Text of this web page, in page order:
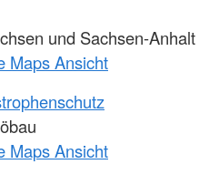
und Sachsen-Anhalt
Maps Ansicht
Maps Ansicht